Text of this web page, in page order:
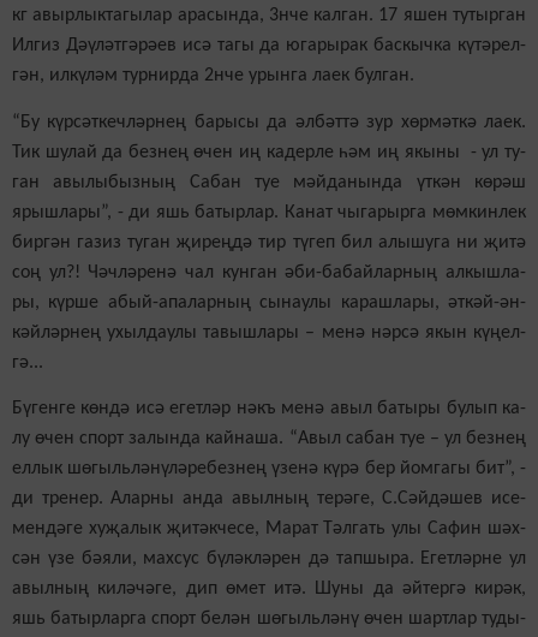
кг авыр­лык­та­гы­лар ара­сын­да, 3нче кал­ган. 17 яшен ту­тыр­ган
Ил­гиз Дә­ү­ләт­гә­рә­ев исә та­гы да юга­ры­рак бас­кыч­ка кү­тә­рел­
гән, ил­кү­ләм тур­нир­да 2нче урын­га ла­ек бул­ган.
“Бу күр­сәт­кеч­ләр­нең ба­ры­сы да әл­бәт­тә зур хөр­мәт­кә ла­ек.
Тик шу­лай да без­нең өчен иң ка­дер­ле һәм иң якы­ны - ул ту­
ган авы­лы­быз­ның Са­бан туе мәй­да­нын­да үт­кән кө­рәш
ярыш­ла­ры”, - ди яшь ба­тыр­лар. Ка­нат чы­га­рыр­га мөм­кин­лек
бир­гән га­зиз ту­ган җи­рең­дә тир тү­геп бил алы­шу­га ни җи­тә
соң ул?! Чәч­лә­ре­нә чал кун­ган әби-ба­бай­лар­ның ал­кыш­ла­
ры, күр­ше абый-апа­лар­ның сы­нау­лы ка­раш­ла­ры, әт­кәй-ән­
кәй­ләр­нең ухыл­дау­лы та­выш­ла­ры – ме­нә нәр­сә якын кү­ңел­
гә...
Бү­ген­ге көн­дә исә егет­ләр нәкъ ме­нә авыл ба­ты­ры бу­лып ка­
лу өчен спорт за­лын­да кай­на­ша. “Авыл са­бан туе – ул без­нең
ел­лык шө­гыль­лә­нү­лә­ре­без­нең үзе­нә кү­рә бер йом­га­гы бит”, -
ди тре­нер. Алар­ны ан­да авыл­ның те­рә­ге, С.Сәй­дә­шев исе­
мен­дә­ге ху­җа­лык җи­тәк­че­се, Ма­рат Тәл­гать улы Са­фин шәх­
сән үзе бә­я­ли, мах­сус бү­ләк­лә­рен дә тап­шы­ра. Егет­ләр­не ул
авыл­ның ки­лә­чә­ге, дип өмет итә. Шу­ны да әй­тер­гә ки­рәк,
яшь ба­тыр­лар­га спорт бе­лән шө­гыль­лә­нү өчен шарт­лар ту­ды­